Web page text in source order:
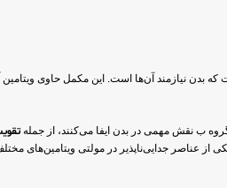
ب نقش مهمی در بدن ایفا می‌کنند، از جمله